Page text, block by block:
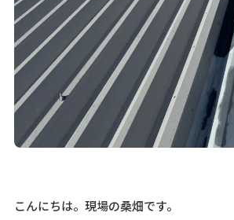
こんにちは。現場の桑畑です。